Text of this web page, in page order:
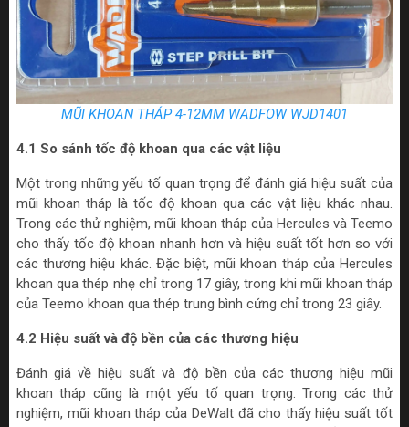
MŨI KHOAN THÁP 4-12MM WADFOW WJD1401
4.1 So sánh tốc độ khoan qua các vật liệu
Một trong những yếu tố quan trọng để đánh giá hiệu suất của
mũi khoan tháp là tốc độ khoan qua các vật liệu khác nhau.
Trong các thử nghiệm, mũi khoan tháp của Hercules và Teemo
cho thấy tốc độ khoan nhanh hơn và hiệu suất tốt hơn so với
các thương hiệu khác. Đặc biệt, mũi khoan tháp của Hercules
khoan qua thép nhẹ chỉ trong 17 giây, trong khi mũi khoan tháp
của Teemo khoan qua thép trung bình cứng chỉ trong 23 giây.
4.2 Hiệu suất và độ bền của các thương hiệu
Đánh giá về hiệu suất và độ bền của các thương hiệu mũi
khoan tháp cũng là một yếu tố quan trọng. Trong các thử
nghiệm, mũi khoan tháp của DeWalt đã cho thấy hiệu suất tốt